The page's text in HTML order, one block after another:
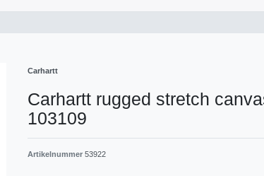
Carhartt
Carhartt rugged stretch
103109
Artikelnummer 53922